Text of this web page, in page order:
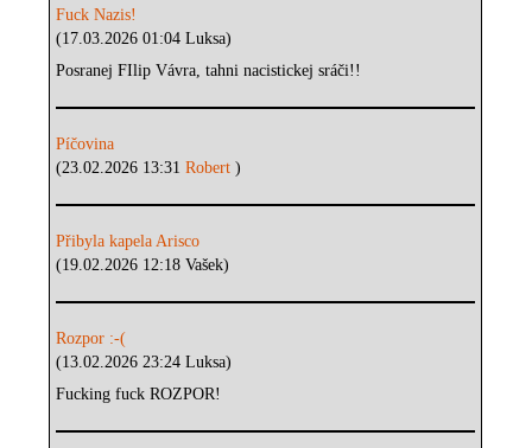
Fuck Nazis!
(17.03.2026 01:04 Luksa)
Posranej FIlip Vávra, tahni nacistickej sráči!!
Píčovina
(23.02.2026 13:31Robert)
Přibyla kapela Arisco
(19.02.2026 12:18 Vašek)
Rozpor :-(
(13.02.2026 23:24 Luksa)
Fucking fuck ROZPOR!